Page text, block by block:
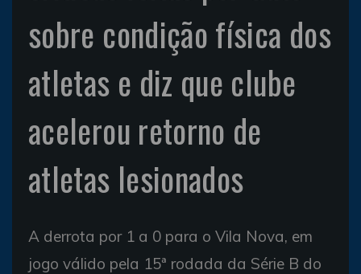
sobre condição física dos
atletas e diz que clube
acelerou retorno de
atletas lesionados
A derrota por 1 a 0 para o Vila Nova, em
jogo válido pela 15ª rodada da Série B do